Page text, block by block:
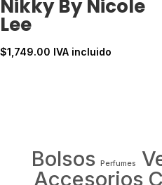
Nikky By Nicole
Lee
$1,749.00 IVA incluido
Bolsos Perfumes
Accesorios